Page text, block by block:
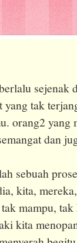
yang tak
orang2 yang
dan
sebuah
kita,
mampu,
kita